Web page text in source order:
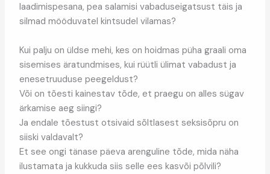
laadimispesana, pea salamisi vabaduseigatsust täis ja
silmad mööduvatel kintsudel vilamas?
Kui palju on üldse mehi, kes on hoidmas püha graali oma
sisemises äratundmises, kui rüütli ülimat vabadust ja
enesetruuduse peegeldust?
Või on tõesti kainestav tõde, et praegu on alles sügav
ärkamise aeg siingi?
Ja endale tõestust otsivaid sõltlasest seksisõpru on
siiski valdavalt?
Et see ongi tänase päeva arenguline tõde, mida näha
ilustamata ja kukkuda siis selle ees kasvõi põlvili?